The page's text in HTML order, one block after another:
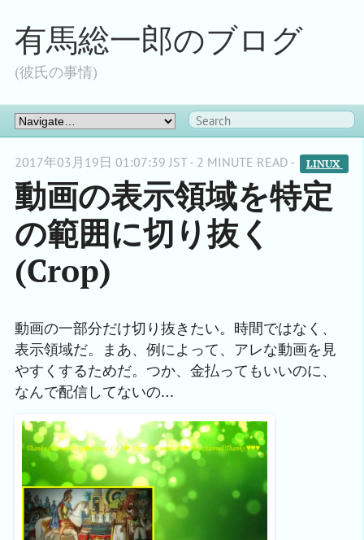
有馬総一郎のブログ
(彼氏の事情)
2017年03月19日 01:07:39 JST - 2 MINUTE READ - LINUX
動画の表示領域を特定
の範囲に切り抜く
(Crop)
動画の一部分だけ切り抜きたい。時間ではなく、
表示領域だ。まあ、例によって、アレな動画を見
やすくするためだ。つか、金払ってもいいのに、
なんで配信してないの…